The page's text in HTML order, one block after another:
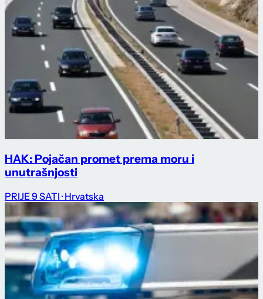
HAK: Pojačan promet prema moru i
unutrašnjosti
PRIJE 9 SATI · Hrvatska